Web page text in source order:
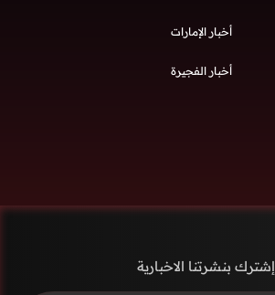
أخبار الإمارات
أخبار الفجيرة
إشترك بنشرتنا الاخبارية